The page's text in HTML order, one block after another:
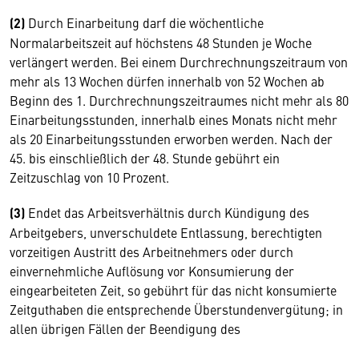
(2) Durch Einarbeitung darf die wöchentliche
Normalarbeitszeit auf höchstens 48 Stunden je Woche
verlängert werden. Bei einem Durchrechnungszeitraum von
mehr als 13 Wochen dürfen innerhalb von 52 Wochen ab
Beginn des 1. Durchrechnungszeitraumes nicht mehr als 80
Einarbeitungsstunden, innerhalb eines Monats nicht mehr
als 20 Einarbeitungsstunden erworben werden. Nach der
45. bis einschließlich der 48. Stunde gebührt ein
Zeitzuschlag von 10 Prozent.
(3) Endet das Arbeitsverhältnis durch Kündigung des
Arbeitgebers, unverschuldete Entlassung, berechtigten
vorzeitigen Austritt des Arbeitnehmers oder durch
einvernehmliche Auflösung vor Konsumierung der
eingearbeiteten Zeit, so gebührt für das nicht konsumierte
Zeitguthaben die entsprechende Überstundenvergütung; in
allen übrigen Fällen der Beendigung des